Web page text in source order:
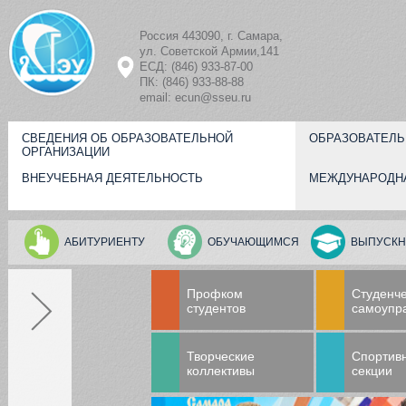
Перейти к основному содержанию
Россия 443090, г. Самара,
ул. Советской Армии,141
ЕСД: (846) 933-87-00
ПК: (846) 933-88-88
email: ecun@sseu.ru
СВЕДЕНИЯ ОБ ОБРАЗОВАТЕЛЬНОЙ
ОРГАНИЗАЦИИ
ВНЕУЧЕБНАЯ ДЕЯТЕЛЬНОСТЬ
ОБУЧАЮЩИМСЯ
АБИТУРИЕНТУ
Профком
студентов
Творческие
коллективы
секции